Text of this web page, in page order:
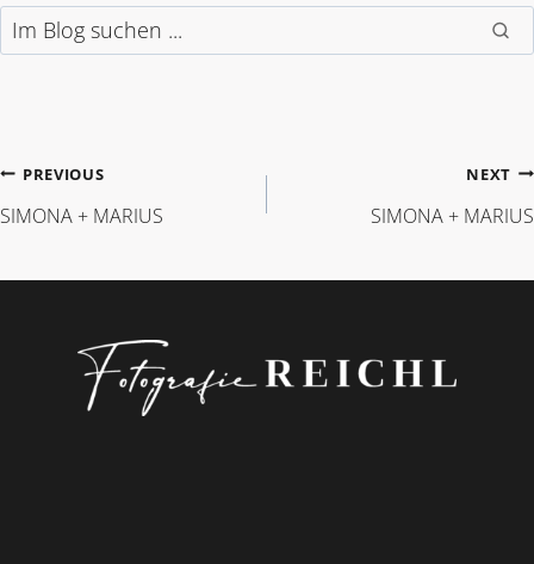
Im Blog suchen
PREVIOUS
SIMONA + MARIUS
NEXT
SIMONA + MARIUS